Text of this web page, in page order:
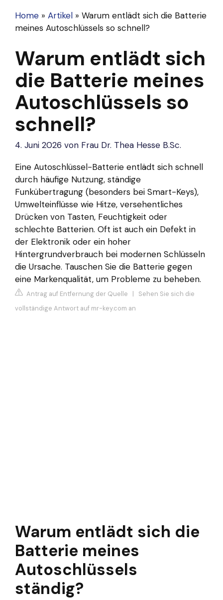
Home » Artikel » Warum entlädt sich die Batterie
meines Autoschlüssels so schnell?
Warum entlädt sich
die Batterie meines
Autoschlüssels so
schnell?
4. Juni 2026 von Frau Dr. Thea Hesse B.Sc.
Eine Autoschlüssel-Batterie entlädt sich schnell
durch häufige Nutzung, ständige
Funkübertragung (besonders bei Smart-Keys),
Umwelteinflüsse wie Hitze, versehentliches
Drücken von Tasten, Feuchtigkeit oder
schlechte Batterien. Oft ist auch ein Defekt in
der Elektronik oder ein hoher
Hintergrundverbrauch bei modernen Schlüsseln
die Ursache. Tauschen Sie die Batterie gegen
eine Markenqualität, um Probleme zu beheben.
Antrag auf Entfernung der Quelle | Sehen Sie sich die
vollständige Antwort auf mr-key.com an
Warum entlädt sich die
Batterie meines
Autoschlüssels
ständig?